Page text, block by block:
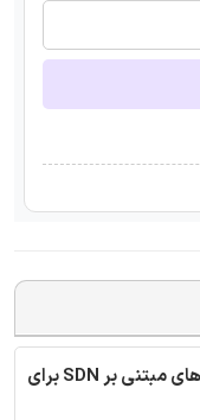
ترجمه مقاله امنیت انتقال داده های مبتنی بر SDN برای